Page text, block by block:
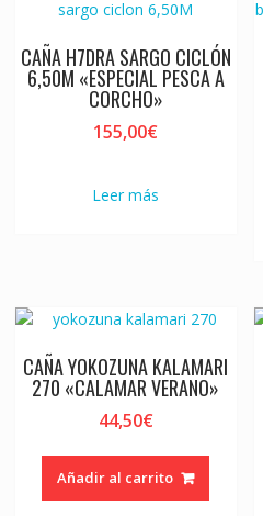
CAÑA H7DRA SARGO CICLÓN
6,50M «ESPECIAL PESCA A
CORCHO»
155,00€
Leer más
CAÑA YOKOZUNA KALAMARI
270 «CALAMAR VERANO»
44,50€
Añadir al carrito